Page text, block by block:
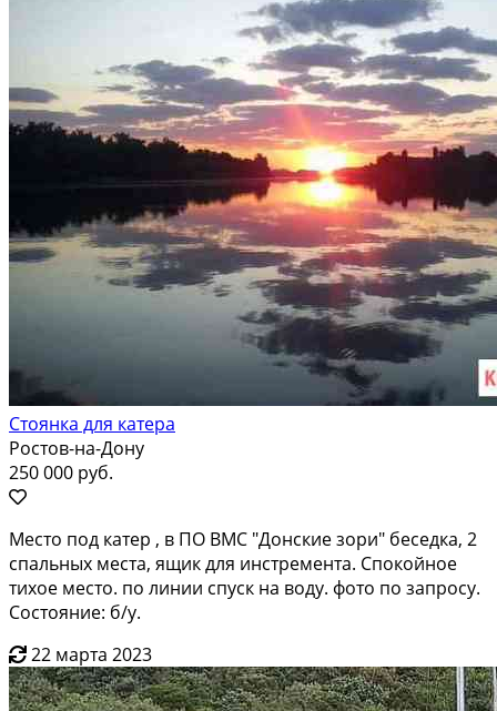
Стоянка для катера
Ростов-на-Дону
250 000 руб.
Место под катер , в ПО ВМС "Донские зори" беседка, 2
спальных места, ящик для инстремента. Спокойное
тихое место. по линии спуск на воду. фото по запросу.
Состояние: б/у.
22 марта 2023